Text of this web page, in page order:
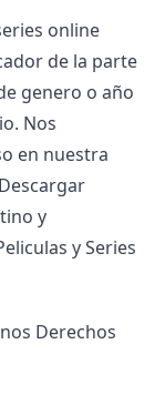
online
de la parte
genero o año
Nos
en nuestra
y
y Series
Derechos